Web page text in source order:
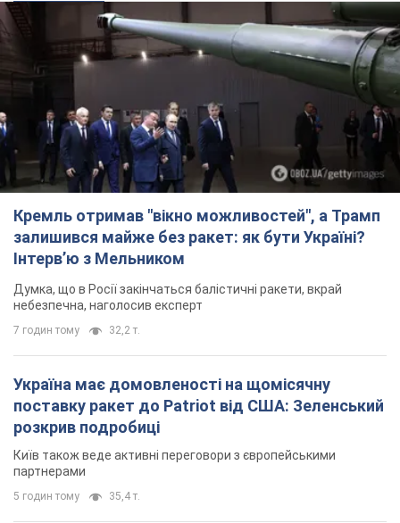
Кремль отримав "вікно можливостей", а Трамп
залишився майже без ракет: як бути Україні?
Інтерв’ю з Мельником
Думка, що в Росії закінчаться балістичні ракети, вкрай
небезпечна, наголосив експерт
7 годин тому 32,2 т.
Україна має домовленості на щомісячну
поставку ракет до Patriot від США: Зеленський
розкрив подробиці
Київ також веде активні переговори з європейськими
партнерами
5 годин тому 35,4 т.